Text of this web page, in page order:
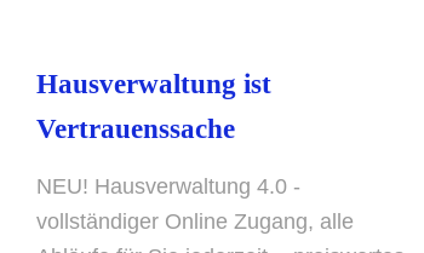
Hausverwaltung ist
Vertrauenssache
NEU! Hausverwaltung 4.0 -
vollständiger Online Zugang, alle